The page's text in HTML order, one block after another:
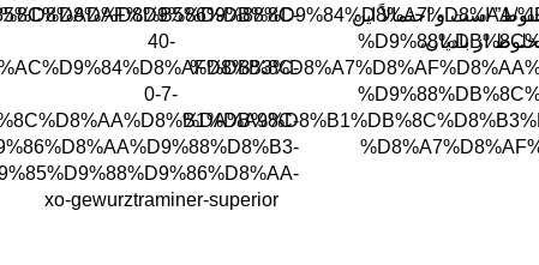
است و احتمالاً این
از بادیان،
40-
0-7-
xo-gewurztraminer-superior